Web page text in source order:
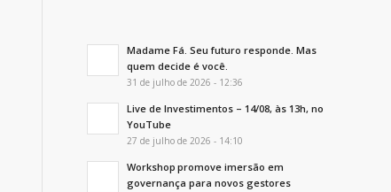
Madame Fá. Seu futuro responde. Mas
quem decide é você.
31 de julho de 2026 - 12:36
Live de Investimentos – 14/08, às 13h, no
YouTube
27 de julho de 2026 - 14:10
Workshop promove imersão em
governança para novos gestores